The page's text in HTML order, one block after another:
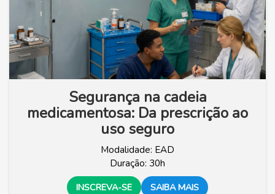
Segurança na cadeia
medicamentosa: Da prescrição ao
uso seguro
Modalidade: EAD
Duração: 30h
INSCREVA-SE
SAIBA MAIS